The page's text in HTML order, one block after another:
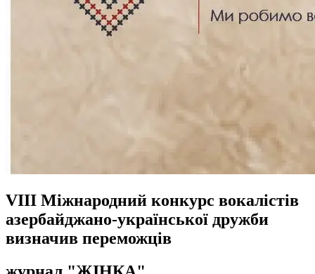
VIII Міжнародний конкурс вокалістів
азербайджано-української дружби
визначив переможців